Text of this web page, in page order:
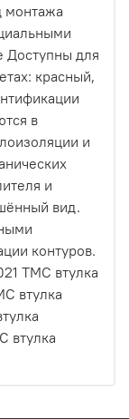
монтажа
Доступны для
красный,
в
и
и
вид.
контуров.
ТМС втулка
втулка
втулка